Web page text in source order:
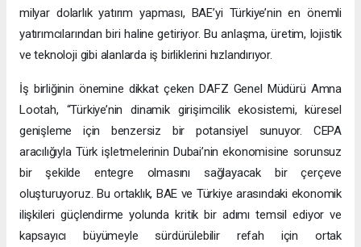
milyar dolarlık yatırım yapması, BAE’yi Türkiye’nin en önemli
yatırımcılarından biri haline getiriyor. Bu anlaşma, üretim, lojistik
ve teknoloji gibi alanlarda iş birliklerini hızlandırıyor.
İş birliğinin önemine dikkat çeken DAFZ Genel Müdürü Amna
Lootah, “Türkiye’nin dinamik girişimcilik ekosistemi, küresel
genişleme için benzersiz bir potansiyel sunuyor. CEPA
aracılığıyla Türk işletmelerinin Dubai’nin ekonomisine sorunsuz
bir şekilde entegre olmasını sağlayacak bir çerçeve
oluşturuyoruz. Bu ortaklık, BAE ve Türkiye arasındaki ekonomik
ilişkileri güçlendirme yolunda kritik bir adımı temsil ediyor ve
kapsayıcı büyümeyle sürdürülebilir refah için ortak